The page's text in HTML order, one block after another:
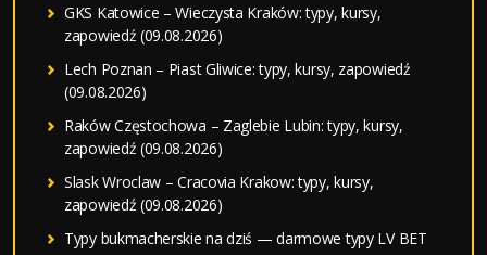
GKS Katowice – Wieczysta Kraków: typy, kursy,
zapowiedź (09.08.2026)
Lech Poznan – Piast Gliwice: typy, kursy, zapowiedź
(09.08.2026)
Raków Częstochowa – Zaglebie Lubin: typy, kursy,
zapowiedź (09.08.2026)
Slask Wroclaw – Cracovia Krakow: typy, kursy,
zapowiedź (09.08.2026)
Typy bukmacherskie na dziś — darmowe typy LV BET